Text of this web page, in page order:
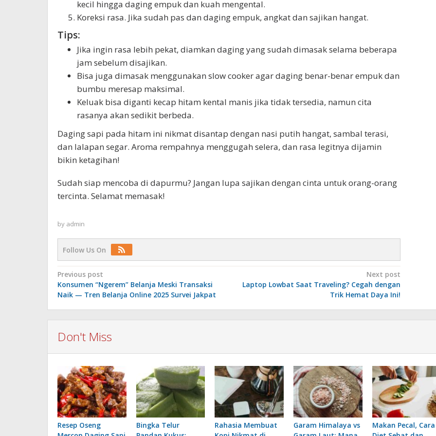
kecil hingga daging empuk dan kuah mengental.
Koreksi rasa. Jika sudah pas dan daging empuk, angkat dan sajikan hangat.
Tips:
Jika ingin rasa lebih pekat, diamkan daging yang sudah dimasak selama beberapa
jam sebelum disajikan.
Bisa juga dimasak menggunakan slow cooker agar daging benar-benar empuk dan
bumbu meresap maksimal.
Keluak bisa diganti kecap hitam kental manis jika tidak tersedia, namun cita
rasanya akan sedikit berbeda.
Daging sapi pada hitam ini nikmat disantap dengan nasi putih hangat, sambal terasi,
dan lalapan segar. Aroma rempahnya menggugah selera, dan rasa legitnya dijamin
bikin ketagihan!
Sudah siap mencoba di dapurmu? Jangan lupa sajikan dengan cinta untuk orang-orang
tercinta. Selamat memasak!
by admin
Follow Us On
Post
navigation
Previous post
Konsumen “Ngerem” Belanja Meski Transaksi
Naik — Tren Belanja Online 2025 Survei Jakpat
Next post
Laptop Lowbat Saat Traveling? Cegah dengan
Trik Hemat Daya Ini!
Don't Miss
Resep Oseng
Bingka Telur
Rahasia Membuat
Garam Himalaya vs
Makan Pecal, Cara